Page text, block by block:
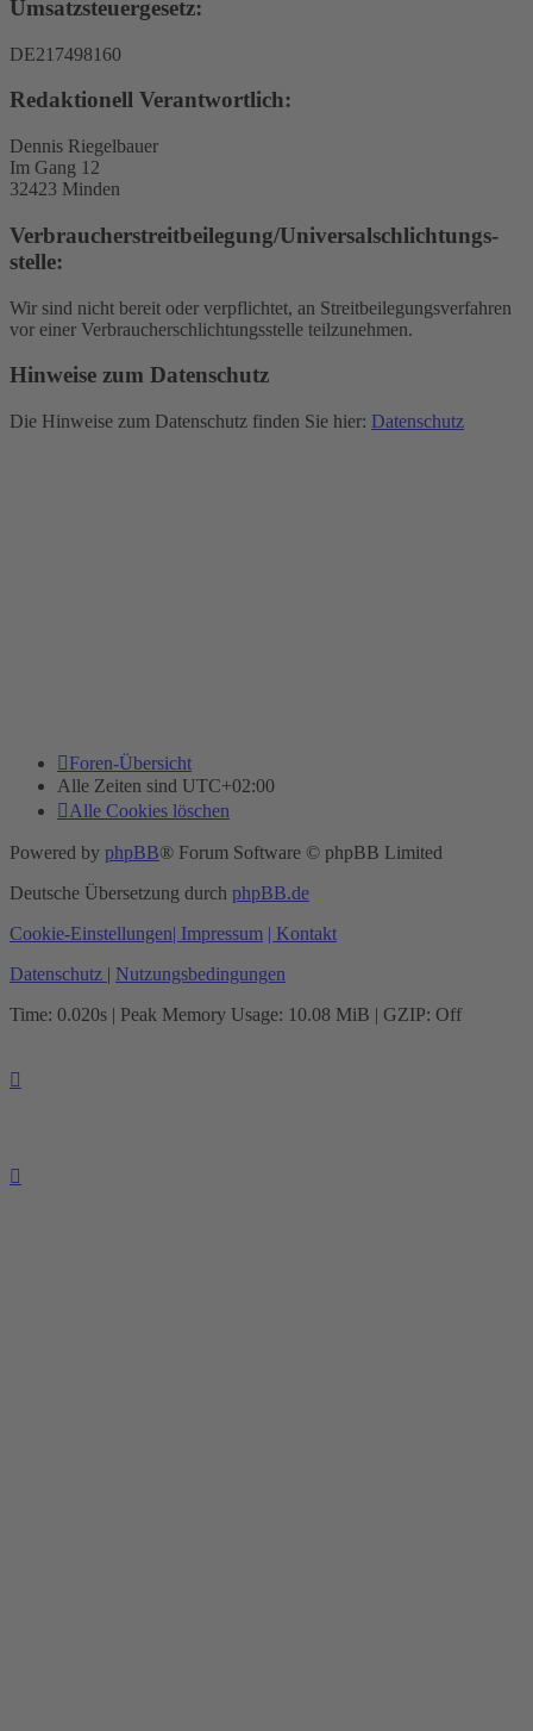
Umsatzsteuergesetz:
DE217498160
Redaktionell Verantwortlich:
Dennis Riegelbauer
Im Gang 12
32423 Minden
Verbraucher­streit­beilegung/Universal­schlichtungs­
stelle:
Wir sind nicht bereit oder verpflichtet, an Streitbeilegungsverfahren
vor einer Verbraucherschlichtungsstelle teilzunehmen.
Hinweise zum Datenschutz
Die Hinweise zum Datenschutz finden Sie hier: Datenschutz
Foren-Übersicht
Alle Zeiten sind UTC+02:00
Alle Cookies löschen
Powered by phpBB® Forum Software © phpBB Limited
Deutsche Übersetzung durch phpBB.de
Cookie-Einstellungen| Impressum | Kontakt
Datenschutz | Nutzungsbedingungen
Time: 0.020s | Peak Memory Usage: 10.08 MiB | GZIP: Off